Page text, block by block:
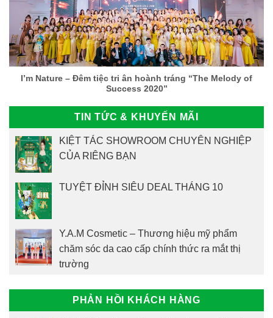
I’m Nature – Đêm tiệc tri ân hoành tráng “The Melody of
Success 2020”
TIN TỨC & KHUYẾN MÃI
KIỆT TÁC SHOWROOM CHUYÊN NGHIỆP
CỦA RIÊNG BẠN
TUYỆT ĐỈNH SIÊU DEAL THÁNG 10
Y.A.M Cosmetic – Thương hiệu mỹ phẩm
chăm sóc da cao cấp chính thức ra mắt thị
trường
PHẢN HỒI KHÁCH HÀNG